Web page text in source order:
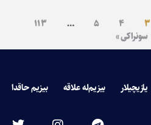
۳ ۴ ۵ …
۱۱۳
سونراکی »
یازیچیلار بیزیم‌له علاقه بیزیم حاقدا